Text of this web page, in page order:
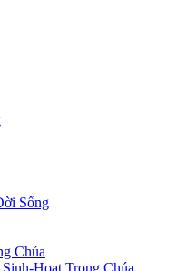
Sống
Chúa
Hoạt Trong Chúa